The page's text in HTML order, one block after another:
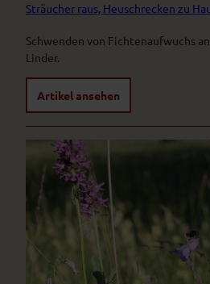
Sträucher raus, Heuschrecken zu
Schwenden von Fichtenaufwuchs
Linder.
Artikel ansehen